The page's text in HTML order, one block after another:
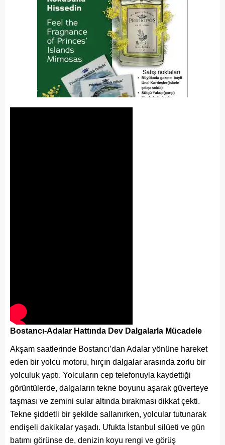
Bostancı-Adalar Hattında Dev Dalgalarla Mücadele
Akşam saatlerinde Bostancı’dan Adalar yönüne hareket
eden bir yolcu motoru, hırçın dalgalar arasında zorlu bir
yolculuk yaptı. Yolcuların cep telefonuyla kaydettiği
görüntülerde, dalgaların tekne boyunu aşarak güverteye
taşması ve zemini sular altında bırakması dikkat çekti.
Tekne şiddetli bir şekilde sallanırken, yolcular tutunarak
endişeli dakikalar yaşadı. Ufukta İstanbul silüeti ve gün
batımı görünse de, denizin koyu rengi ve görüş